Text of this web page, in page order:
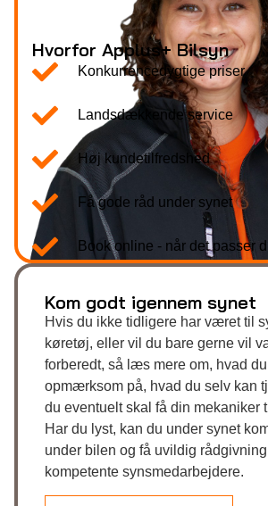
Hvorfor Applus+ Bilsyn
Konkurrencedygtige priser
Landsdækkende service
Høj kundetilfredshed
Få gode råd under synet
Book online - når det passer
Kom godt igennem synet
Hvis du ikke tidligere har været til
køretøj, eller vil du bare gerne vil
forberedt, så læs mere om, hvad
opmærksom på, hvad du selv kan
du eventuelt skal få din mekaniker
Har du lyst, kan du under synet
under bilen og få uvildig
kompetente synsmedarbejdere.